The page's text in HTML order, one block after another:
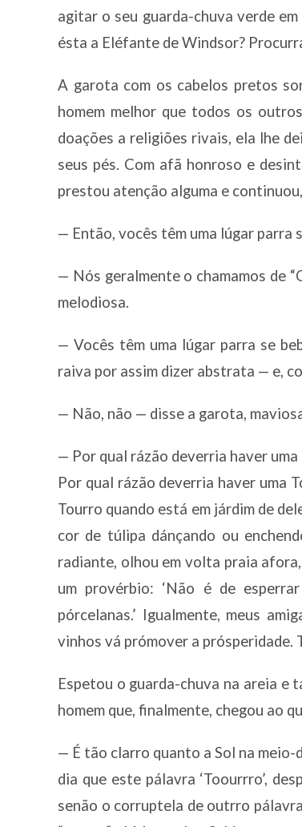
agitar o seu guarda-chuva verde
ésta a Eléfante de Windsor?
A garota com os cabelos pretos
homem melhor que todos os
doações a religiões rivais, ela lhe
seus pés. Com afã honroso e
prestou atenção alguma e
— Então, vocês têm uma lúgar parra
— Nós geralmente o chamamos de
melodiosa.
— Vocês têm uma lúgar parra se
raiva por assim dizer abstrata — e,
— Não, não — disse a garota,
— Por qual rázão deverria haver
Por qual rázão deverria haver uma
Tourro quando está em járdim de
cor de túlipa dánçando ou
radiante, olhou em volta praia
um provérbio: ‘Não é de
pórcelanas.’ Igualmente, meus
vinhos vá prómover a prósperidade.
Espetou o guarda-chuva na areia e
homem que, finalmente, chegou ao
— É tão clarro quanto a Sol na
dia que este pálavra ‘Toourrro’,
senão o corruptela de outrro